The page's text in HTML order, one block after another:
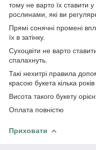
тому не варто їх ставити
рослинами, які ви
Прямі сонячні промені
їх в затінку.
Сухоцвіти не варто
спалахнуть.
Такі нехитрі правила
красою букета кілька років
Висота такого букету
Оплата повністю
Приховати